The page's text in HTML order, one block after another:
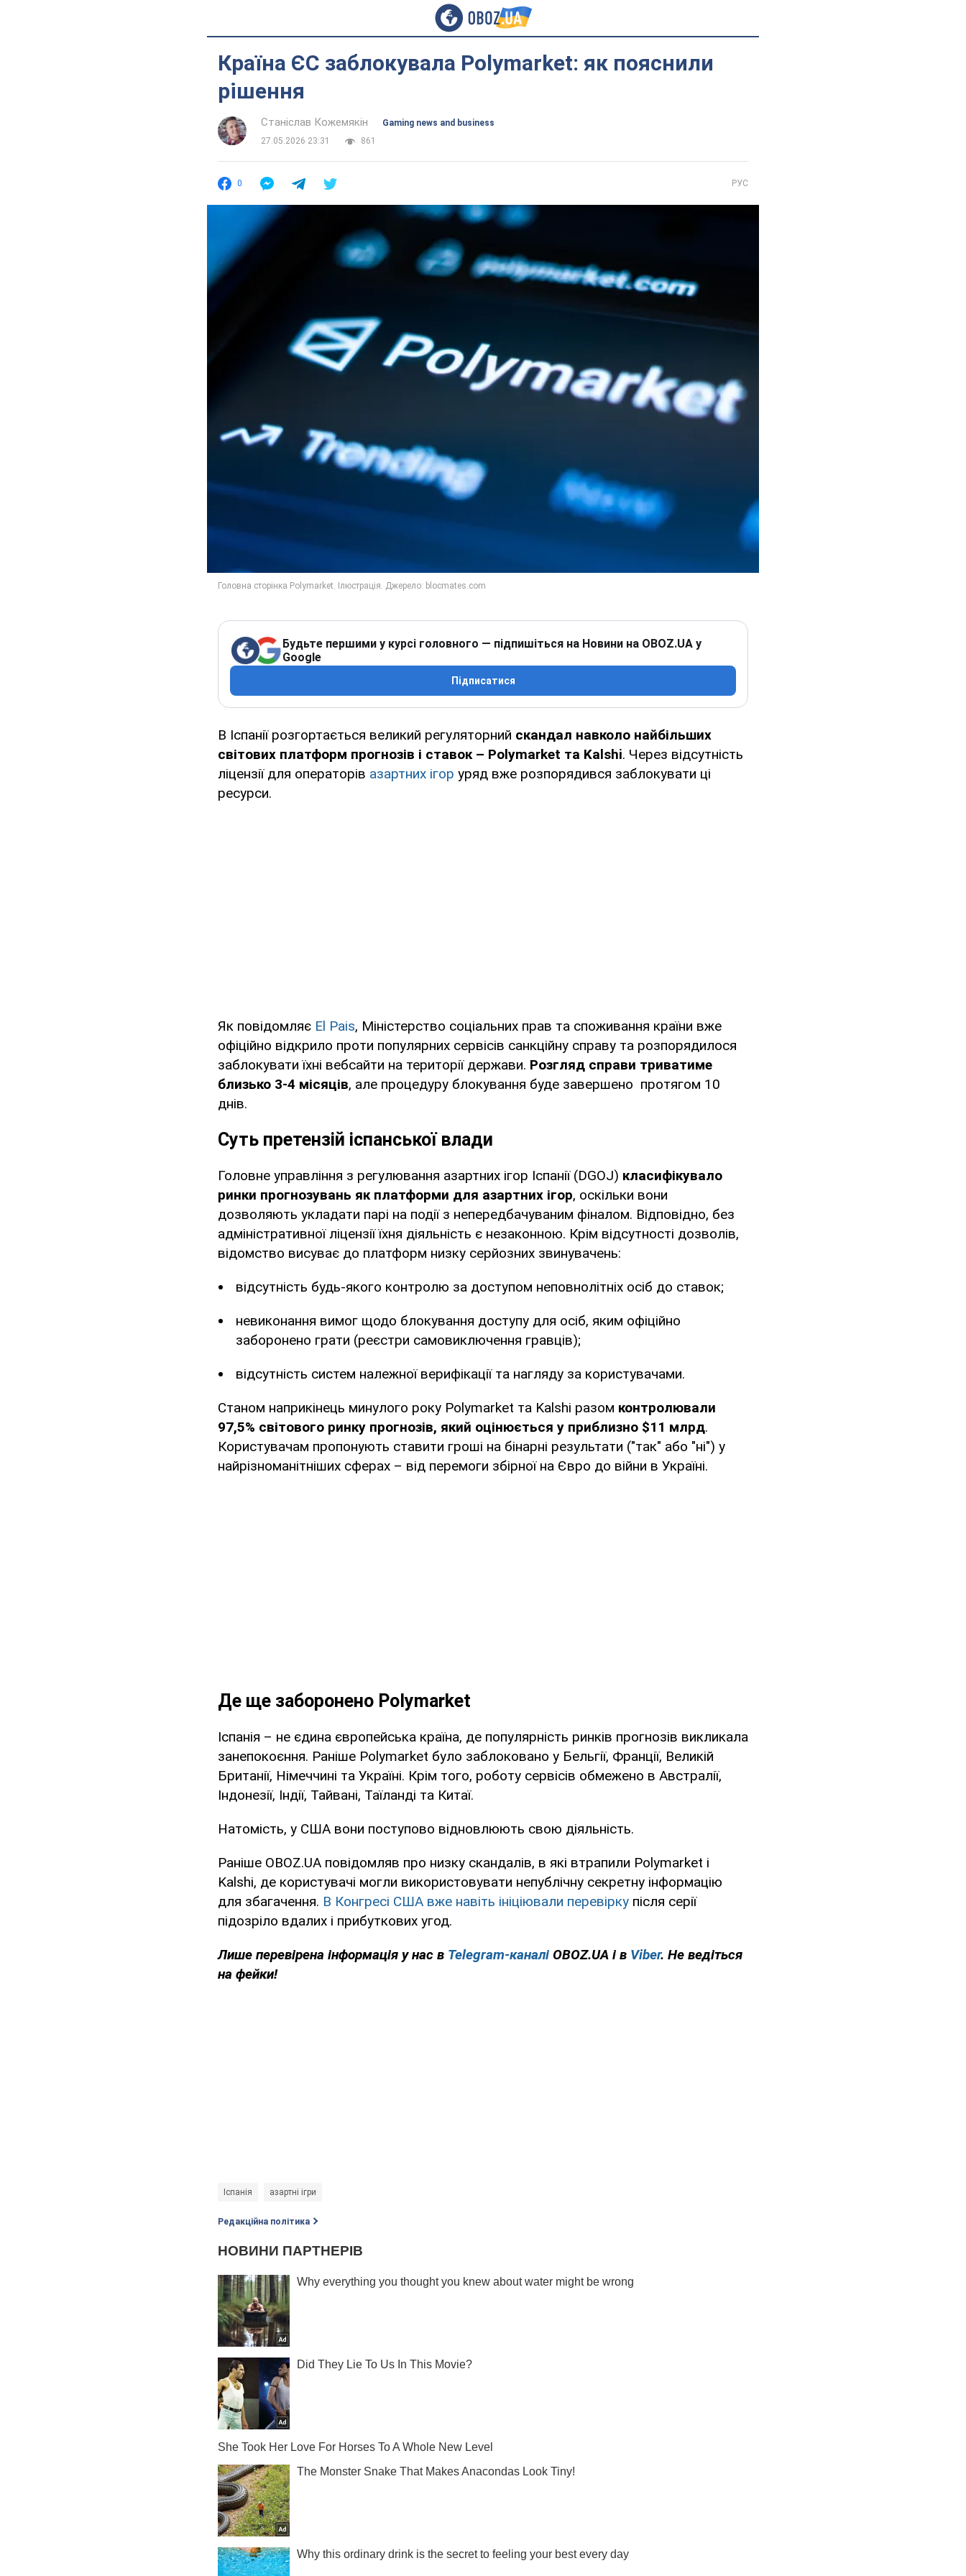
Країна ЄС заблокувала Polymarket: як пояснили
рішення
Станіслав Кожемякін
Gaming news and business
27.05.2026 23:31
861
0 РУС
Будьте першими у курсі головного — підпишіться на Новини на OBOZ.UA у
Google
Підписатися
В Іспанії розгортається великий регуляторний скандал навколо найбільших
світових платформ прогнозів і ставок – Polymarket та Kalshi. Через відсутність
ліцензії для операторів азартних ігор уряд вже розпорядився заблокувати ці
ресурси.
Як повідомляє El Pais, Міністерство соціальних прав та споживання країни вже
офіційно відкрило проти популярних сервісів санкційну справу та розпорядилося
заблокувати їхні вебсайти на території держави. Розгляд справи триватиме
близько 3-4 місяців, але процедуру блокування буде завершено протягом 10
днів.
Суть претензій іспанської влади
Головне управління з регулювання азартних ігор Іспанії (DGOJ) класифікувало
ринки прогнозувань як платформи для азартних ігор, оскільки вони
дозволяють укладати парі на події з непередбачуваним фіналом. Відповідно, без
адміністративної ліцензії їхня діяльність є незаконною. Крім відсутності дозволів,
відомство висуває до платформ низку серйозних звинувачень:
відсутність будь-якого контролю за доступом неповнолітніх осіб до ставок;
невиконання вимог щодо блокування доступу для осіб, яким офіційно
заборонено грати (реєстри самовиключення гравців);
відсутність систем належної верифікації та нагляду за користувачами.
Станом наприкінець минулого року Polymarket та Kalshi разом контролювали
97,5% світового ринку прогнозів, який оцінюється у приблизно $11 млрд.
Користувачам пропонують ставити гроші на бінарні результати ("так" або "ні") у
найрізноманітніших сферах – від перемоги збірної на Євро до війни в Україні.
Де ще заборонено Polymarket
Іспанія – не єдина європейська країна, де популярність ринків прогнозів викликала
занепокоєння. Раніше Polymarket було заблоковано у Бельгії, Франції, Великій
Британії, Німеччині та Україні. Крім того, роботу сервісів обмежено в Австралії,
Індонезії, Індії, Тайвані, Таїланді та Китаї.
Натомість, у США вони поступово відновлюють свою діяльність.
Раніше OBOZ.UA повідомляв про низку скандалів, в які втрапили Polymarket і
Kalshi, де користувачі могли використовувати непублічну секретну інформацію
для збагачення. В Конгресі США вже навіть ініціювали перевірку після серії
підозріло вдалих і прибуткових угод.
Лише перевірена інформація у нас в Telegram-каналі OBOZ.UA і в Viber. Не ведіться
на фейки!
Іспанія азартні ігри
Редакційна політика